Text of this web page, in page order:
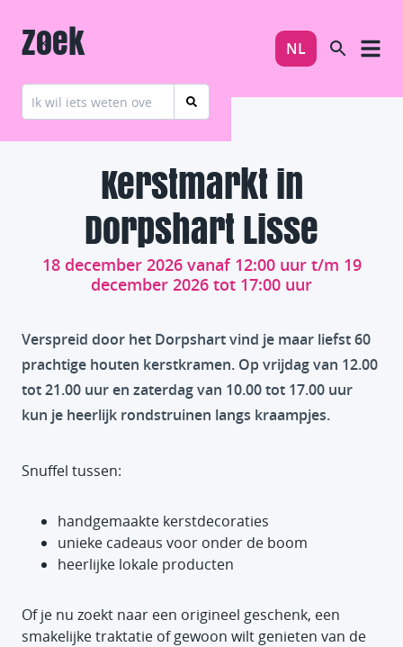
NL
Zoek
Kerstmarkt in
Dorpshart Lisse
18 december 2026 vanaf 12:00 uur t/m 19
december 2026 tot 17:00 uur
Verspreid door het Dorpshart vind je maar liefst 60
prachtige houten kerstkramen. Op vrijdag van 12.00
tot 21.00 uur en zaterdag van 10.00 tot 17.00 uur
kun je heerlijk rondstruinen langs kraampjes.
Snuffel tussen:
handgemaakte kerstdecoraties
unieke cadeaus voor onder de boom
heerlijke lokale producten
Of je nu zoekt naar een origineel geschenk, een
smakelijke traktatie of gewoon wilt genieten van de